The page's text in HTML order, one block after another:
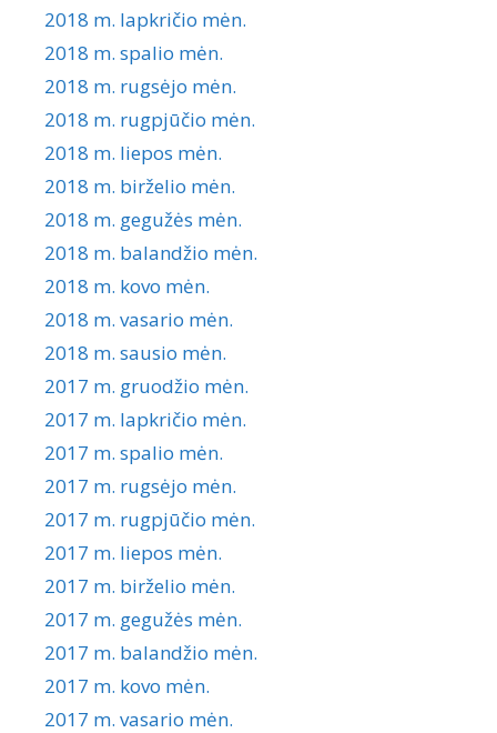
2018 m. lapkričio mėn.
2018 m. spalio mėn.
2018 m. rugsėjo mėn.
2018 m. rugpjūčio mėn.
2018 m. liepos mėn.
2018 m. birželio mėn.
2018 m. gegužės mėn.
2018 m. balandžio mėn.
2018 m. kovo mėn.
2018 m. vasario mėn.
2018 m. sausio mėn.
2017 m. gruodžio mėn.
2017 m. lapkričio mėn.
2017 m. spalio mėn.
2017 m. rugsėjo mėn.
2017 m. rugpjūčio mėn.
2017 m. liepos mėn.
2017 m. birželio mėn.
2017 m. gegužės mėn.
2017 m. balandžio mėn.
2017 m. kovo mėn.
2017 m. vasario mėn.